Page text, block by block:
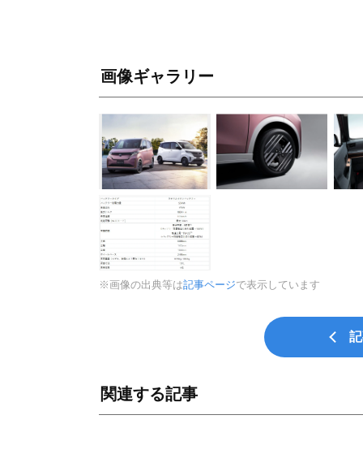
画像ギャラリー
※画像の出典等は記事ページで表示しています
関連する記事